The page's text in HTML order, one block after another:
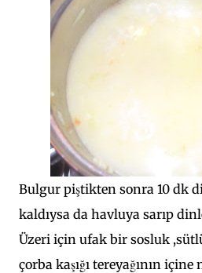
Bulgur piştikten sonra 10 dk
kaldıysa da havluya sarıp
Üzeri için ufak bir sosluk
çorba kaşığı tereyağının